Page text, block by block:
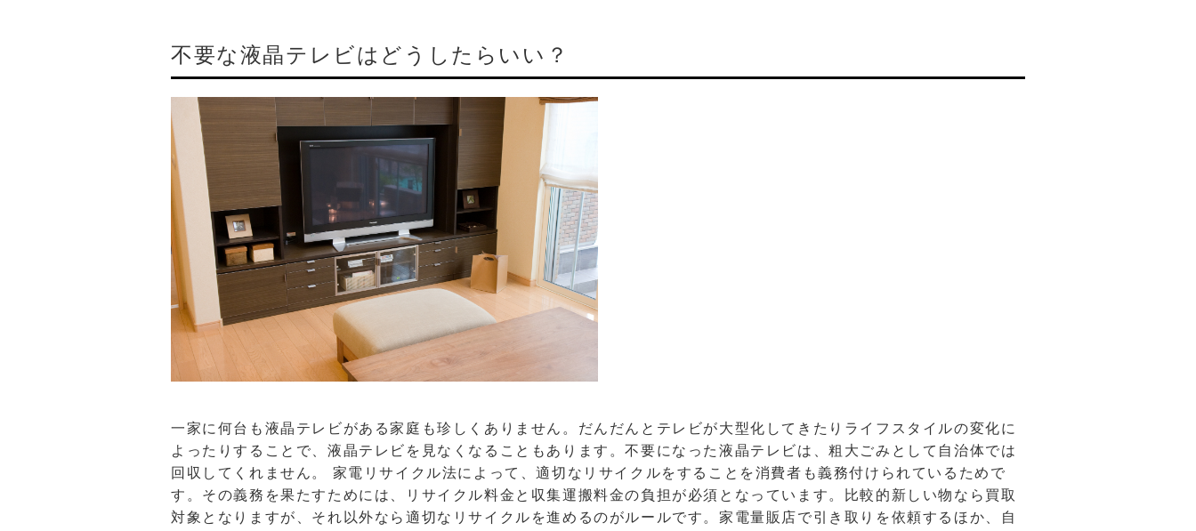
不要な液晶テレビはどうしたらいい？
一家に何台も液晶テレビがある家庭も珍しくありません。だんだんとテレビが大型化してきたりライフスタイルの変化に
よったりすることで、液晶テレビを見なくなることもあります。不要になった液晶テレビは、粗大ごみとして自治体では
回収してくれません。 家電リサイクル法によって、適切なリサイクルをすることを消費者も義務付けられているためで
す。その義務を果たすためには、リサイクル料金と収集運搬料金の負担が必須となっています。比較的新しい物なら買取
対象となりますが、それ以外なら適切なリサイクルを進めるのがルールです。家電量販店で引き取りを依頼するほか、自